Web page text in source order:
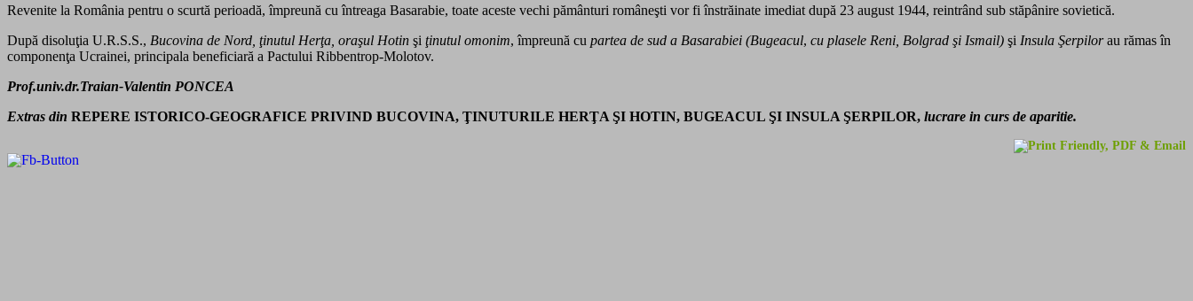
Revenite la România pentru o scurtă perioadă, împreună cu întreaga Basarabie, toate aceste vechi pământuri româneşti vor fi înstrăinate imediat după 23 august 1944, reintrând sub stăpânire sovietică.
După disoluţia U.R.S.S., Bucovina de Nord, ţinutul Herţa, oraşul Hotin şi ţinutul omonim, împreună cu partea de sud a Basarabiei (Bugeacul, cu plasele Reni, Bolgrad şi Ismail) şi Insula Şerpilorau rămas în
componenţa Ucrainei, principala beneficiară a Pactului Ribbentrop-Molotov.
Prof.univ.dr.Traian-Valentin PONCEA
Extras din REPERE ISTORICO-GEOGRAFICE PRIVIND BUCOVINA, ŢINUTURILE HERŢA ŞI HOTIN, BUGEACUL ŞI INSULA ŞERPILOR, lucrare in curs de aparitie.